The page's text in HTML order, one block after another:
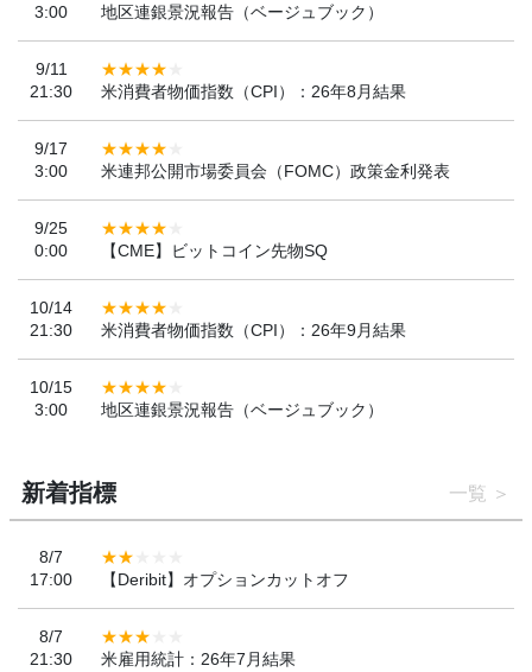
3:00
地区連銀景況報告（ベージュブック）
9/11
21:30
米消費者物価指数（CPI）：26年8月結果
9/17
3:00
米連邦公開市場委員会（FOMC）政策金利発表
9/25
0:00
【CME】ビットコイン先物SQ
10/14
21:30
米消費者物価指数（CPI）：26年9月結果
10/15
3:00
地区連銀景況報告（ベージュブック）
新着指標 一覧
8/7
17:00
【Deribit】オプションカットオフ
8/7
21:30
米雇用統計：26年7月結果